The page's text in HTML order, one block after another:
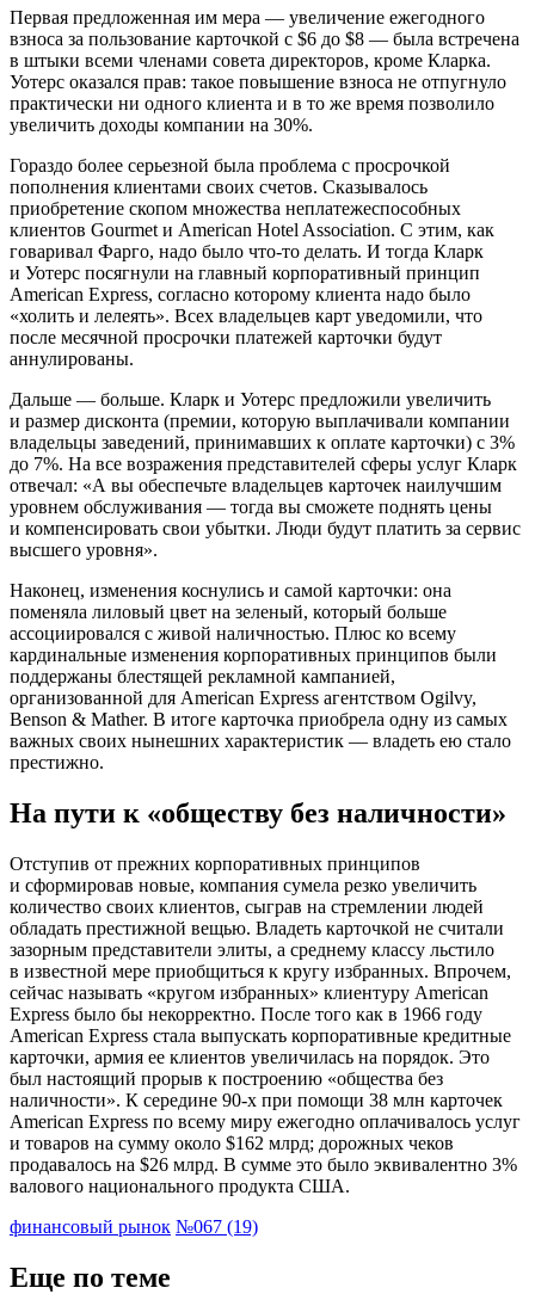
Первая предложенная им мера — увеличение ежегодного
взноса за пользование карточкой с $6 до $8 — была встречена
в штыки всеми членами совета директоров, кроме Кларка.
Уотерс оказался прав: такое повышение взноса не отпугнуло
практически ни одного клиента и в то же время позволило
увеличить доходы компании на 30%.
Гораздо более серьезной была проблема с просрочкой
пополнения клиентами своих счетов. Сказывалось
приобретение скопом множества неплатежеспособных
клиентов Gourmet и American Hotel Association. С этим, как
говаривал Фарго, надо было что-то делать. И тогда Кларк
и Уотерс посягнули на главный корпоративный принцип
American Express, согласно которому клиента надо было
«холить и лелеять». Всех владельцев карт уведомили, что
после месячной просрочки платежей карточки будут
аннулированы.
Дальше — больше. Кларк и Уотерс предложили увеличить
и размер дисконта (премии, которую выплачивали компании
владельцы заведений, принимавших к оплате карточки) с 3%
до 7%. На все возражения представителей сферы услуг Кларк
отвечал: «А вы обеспечьте владельцев карточек наилучшим
уровнем обслуживания — тогда вы сможете поднять цены
и компенсировать свои убытки. Люди будут платить за сервис
высшего уровня».
Наконец, изменения коснулись и самой карточки: она
поменяла лиловый цвет на зеленый, который больше
ассоциировался с живой наличностью. Плюс ко всему
кардинальные изменения корпоративных принципов были
поддержаны блестящей рекламной кампанией,
организованной для American Express агентством Ogilvy,
Benson & Mather. В итоге карточка приобрела одну из самых
важных своих нынешних характеристик — владеть ею стало
престижно.
На пути к «обществу без наличности»
Отступив от прежних корпоративных принципов
и сформировав новые, компания сумела резко увеличить
количество своих клиентов, сыграв на стремлении людей
обладать престижной вещью. Владеть карточкой не считали
зазорным представители элиты, а среднему классу льстило
в известной мере приобщиться к кругу избранных. Впрочем,
сейчас называть «кругом избранных» клиентуру American
Express было бы некорректно. После того как в 1966 году
American Express стала выпускать корпоративные кредитные
карточки, армия ее клиентов увеличилась на порядок. Это
был настоящий прорыв к построению «общества без
наличности». К середине 90-х при помощи 38 млн карточек
American Express по всему миру ежегодно оплачивалось услуг
и товаров на сумму около $162 млрд; дорожных чеков
продавалось на $26 млрд. В сумме это было эквивалентно 3%
валового национального продукта США.
финансовый рынок №067 (19)
Еще по теме